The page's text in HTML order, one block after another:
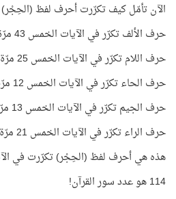
الآن تأمّل كيف تكرّرت أحرف لفظ
حرف الألف تكرّر في الآيات الخمس 43 مرّة.
حرف اللام تكرّر في الآيات الخمس 25 مرّة.
حرف الحاء تكرّر في الآيات الخمس 12 مرّة.
حرف الجيم تكرّر في الآيات الخمس 13 مرّة.
حرف الراء تكرّر في الآيات الخمس 21 مرّة.
هذه هي أحرف لفظ (الحِجْر) تكرّرت في
114 هو عدد سور القرآن!